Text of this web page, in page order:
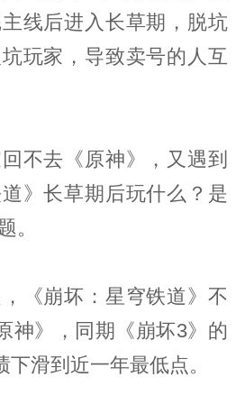
线后进入长草期，脱坑
玩家，导致卖号的人互
不去《原神》，又遇到
道》长草期后玩什么？是
。
《崩坏：星穹铁道》不
神》，同期《崩坏3》的
滑到近一年最低点。